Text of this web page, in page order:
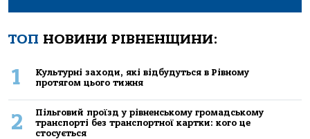
ТОП НОВИНИ РІВНЕНЩИНИ:
1
Культурні заходи, які відбудуться в Рівному
протягом цього тижня
2
Пільговий проїзд у рівненському громадському
транспорті без транспортної картки: кого це
стосується